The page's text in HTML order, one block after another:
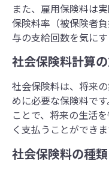
また、雇用保険料は
保険料率（被保険者
与の支給回数を気に
社会保険料計算
社会保険料は、将来
めに必要な保険料で
ことで、将来の生活
く支払うことができま
社会保険料の種類